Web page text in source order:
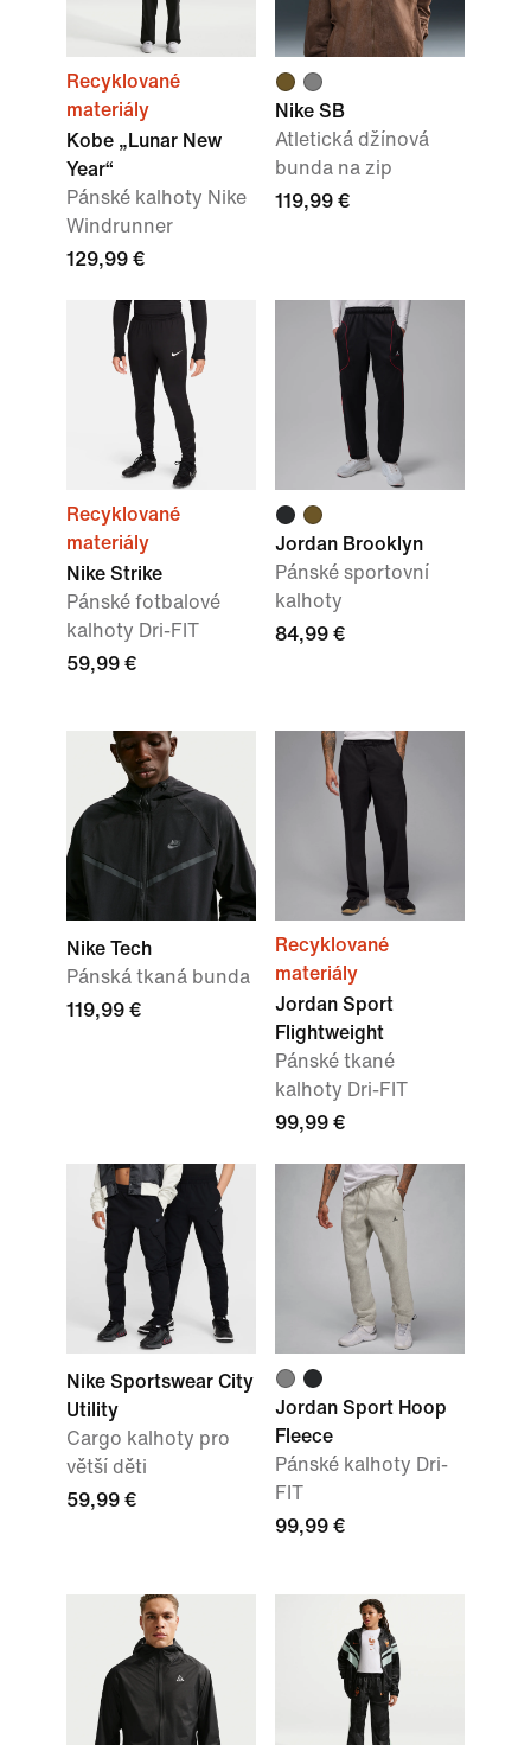
Recyklované
materiály
Kobe „Lunar New
Year“
Pánské kalhoty Nike
Windrunner
129,99 €
Nike SB
Atletická džínová
bunda na zip
119,99 €
Recyklované
materiály
Nike Strike
Pánské fotbalové
kalhoty Dri-FIT
59,99 €
Jordan Brooklyn
Pánské sportovní
kalhoty
84,99 €
Nike Tech
Pánská tkaná bunda
119,99 €
Recyklované
materiály
Jordan Sport
Flightweight
Pánské tkané
kalhoty Dri-FIT
99,99 €
Nike Sportswear City
Utility
Cargo kalhoty pro
větší děti
59,99 €
Jordan Sport Hoop
Fleece
Pánské kalhoty Dri-
FIT
99,99 €